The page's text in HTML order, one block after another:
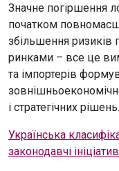
Значне погіршення
початком
збільшення ризиків
ринками – все це
та імпортерів
і стратегічних рішень.
Українська
законодавчі